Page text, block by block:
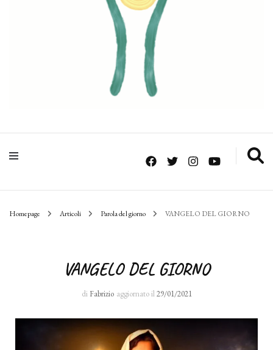
Homepage Articoli Parola del giorno VANGELO DEL GIORNO
VANGELO DEL GIORNO
di Fabrizio aggiornato il29/01/2021